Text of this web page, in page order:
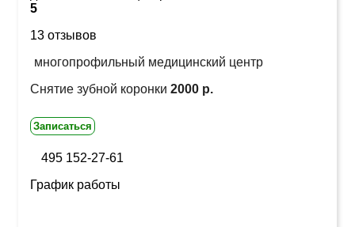
5
13 отзывов
многопрофильный медицинский центр
Снятие зубной коронки 2000 р.
Записаться
495 152-27-61
График работы